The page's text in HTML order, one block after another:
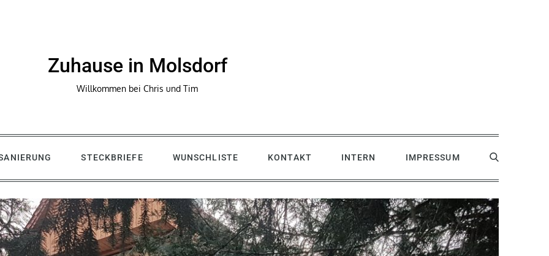
Zuhause in Molsdorf
Willkommen bei Chris und Tim
STECKBRIEFE WUNSCHLISTE KONTAKT INTERN IMPRESSUM